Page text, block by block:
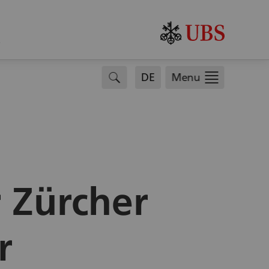
search Menu
DE